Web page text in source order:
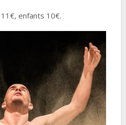
enfants 10€.